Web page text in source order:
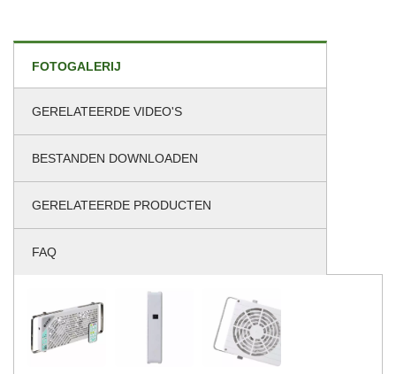
FOTOGALERIJ
GERELATEERDE VIDEO'S
BESTANDEN DOWNLOADEN
GERELATEERDE PRODUCTEN
FAQ